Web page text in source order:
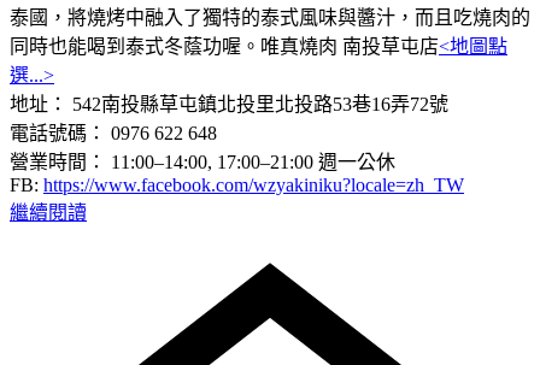
泰國，將燒烤中融入了獨特的泰式風味與醬汁，而且吃燒肉的
同時也能喝到泰式冬蔭功喔。唯真燒肉 南投草屯店<地圖點
選...>
地址： 542南投縣草屯鎮北投里北投路53巷16弄72號
電話號碼： 0976 622 648
營業時間： 11:00–14:00, 17:00–21:00 週一公休
FB: https://www.facebook.com/wzyakiniku?locale=zh_TW
繼續閱讀